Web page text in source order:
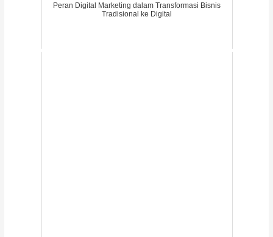
Peran Digital Marketing dalam Transformasi Bisnis
Tradisional ke Digital